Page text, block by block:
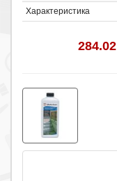
Характеристика
284.02